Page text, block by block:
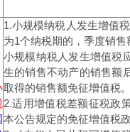
1.小规模纳税人发生增值
为1个纳税期的，季度销售
小规模纳税人发生增值税
生的销售不动产的销售额
取得的销售额免征增值税。
2.适用增值税差额征税政
本公告规定的免征增值税政